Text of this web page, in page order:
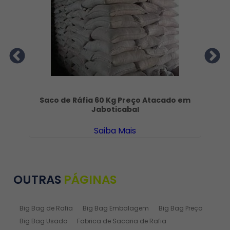
Saco de Ráfia 60 Kg Preço Atacado em
Jaboticabal
Saiba Mais
OUTRAS PÁGINAS
Big Bag de Rafia Big Bag Embalagem
Big Bag Preço
Big Bag Usado
Fabrica de Sacaria de Rafia